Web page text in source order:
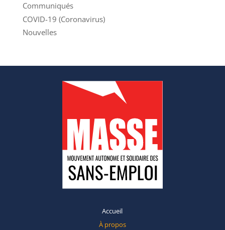
Communiqués
COVID-19 (Coronavirus)
Nouvelles
Accueil
À propos